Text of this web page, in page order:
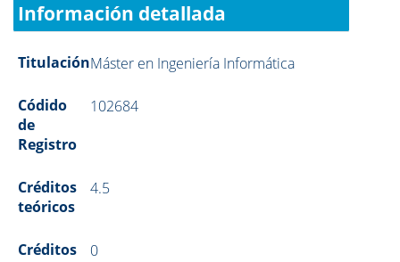
Información detallada
TitulaciónMáster en Ingeniería Informática
Códido
de
Registro
102684
Créditos
teóricos
4.5
Créditos
0